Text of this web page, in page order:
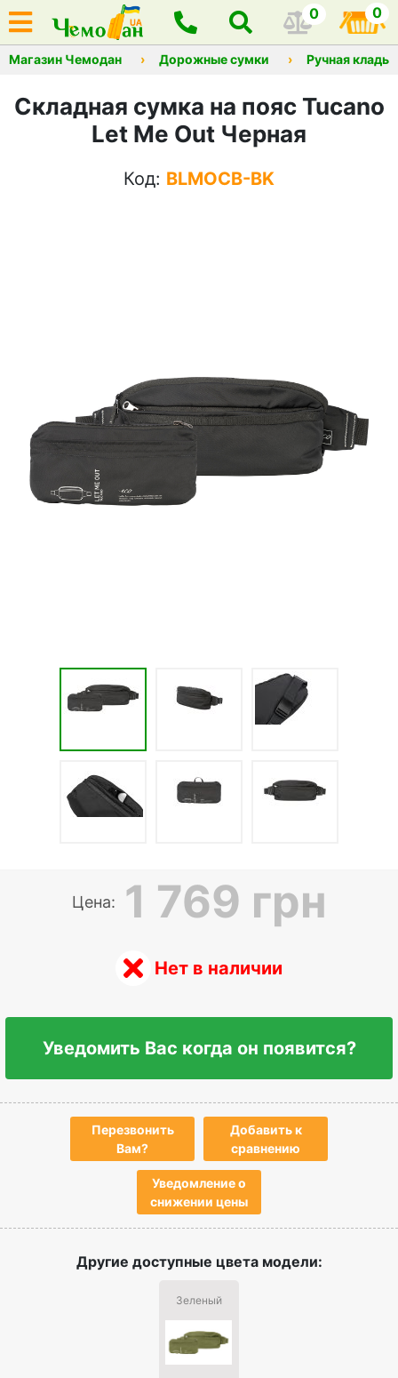
0 0
Магазин Чемодан Дорожные сумки Ручная кладь
Складная сумка на пояс Tucano
Let Me Out Черная
Код: BLMOCB-BK
Цена: 1 769 грн
Нет в наличии
Уведомить Вас когда он появится?
Перезвонить
Вам?
Добавить к
сравнению
Уведомление о
снижении цены
Другие доступные цвета модели:
Зеленый